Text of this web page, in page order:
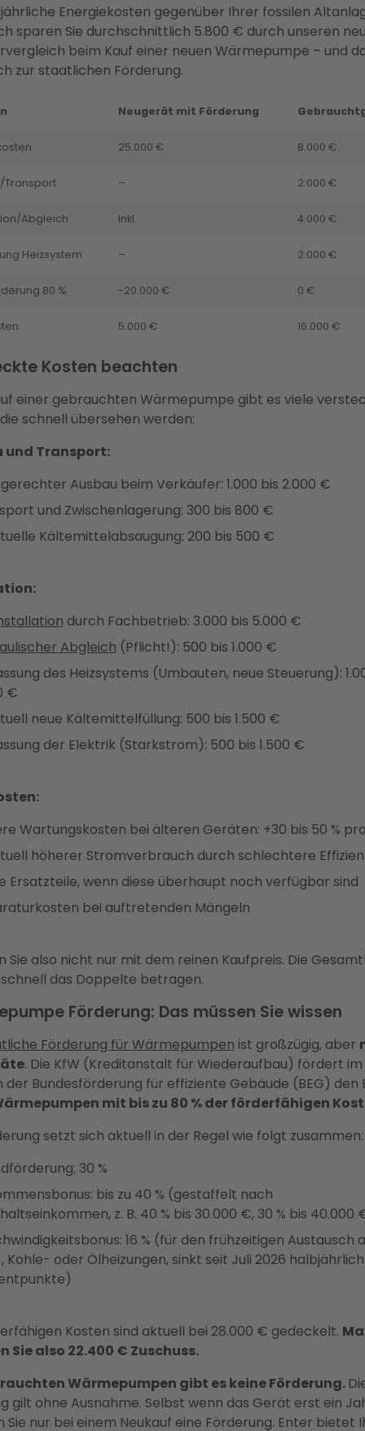
Energiekosten gegenüber Ihrer fossilen
sparen Sie durchschnittlich 5.800 € durch unseren
beim Kauf einer neuen Wärmepumpe – und
zur staatlichen Förderung.
Neugerät mit Förderung
25.000 € 8.000 €
Transport – 2.000 €
Abgleich Inkl. 4.000 €
Heizsystem – 2.000 €
80 % -20.000 € 0 €
5.000 € 16.000 €
Kosten beachten
einer gebrauchten Wärmepumpe gibt es viele
schnell übersehen werden:
und Transport:
Ausbau beim Verkäufer: 1.000 bis 2.000 €
und Zwischenlagerung: 300 bis 800 €
Kältemittelabsaugung: 200 bis 500 €
durch Fachbetrieb: 3.000 bis 5.000 €
Abgleich (Pflicht!): 500 bis 1.000 €
des Heizsystems (Umbauten, neue Steuerung):
€
neue Kältemittelfüllung: 500 bis 1.500 €
der Elektrik (Starkstrom): 500 bis 1.500 €
Wartungskosten bei älteren Geräten: +30 bis 50 %
höherer Stromverbrauch durch schlechtere
Ersatzteile, wenn diese überhaupt noch verfügbar sind
bei auftretenden Mängeln
Sie also nicht nur mit dem reinen Kaufpreis. Die
das Doppelte betragen.
Förderung: Das müssen Sie wissen
Förderung für Wärmepumpen ist großzügig, aber
. Die KfW (Kreditanstalt für Wiederaufbau) fördert im
der Bundesförderung für effiziente Gebäude (BEG) den
mit bis zu 80 % der förderfähigen
setzt sich aktuell in der Regel wie folgt zusammen:
30 %
bis zu 40 % (gestaffelt nach
z. B. 40 % bis 30.000 €, 30 % bis 40.000
16 % (für den frühzeitigen Austausch
Kohle- oder Ölheizungen, sinkt seit Juli 2026
Kosten sind aktuell bei 28.000 € gedeckelt.
Sie also 22.400 € Zuschuss.
Wärmepumpen gibt es keine Förderung.
gilt ohne Ausnahme. Selbst wenn das Gerät erst ein
Sie nur bei einem Neukauf eine Förderung. Enter bietet